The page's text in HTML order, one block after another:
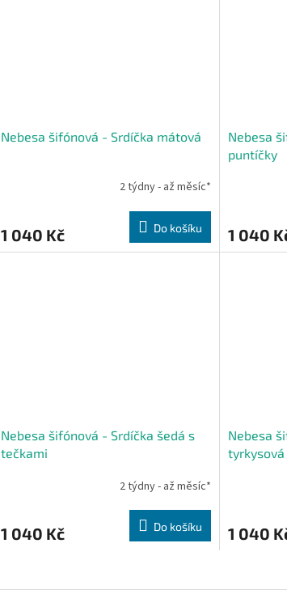
Nebesa šifónová - Srdíčka mátová
2 týdny - až měsíc*
1 040 Kč Do košíku
Nebesa
puntíčky
1 040
Nebesa šifónová - Srdíčka šedá s
tečkami
2 týdny - až měsíc*
1 040 Kč Do košíku
Nebesa
1 040